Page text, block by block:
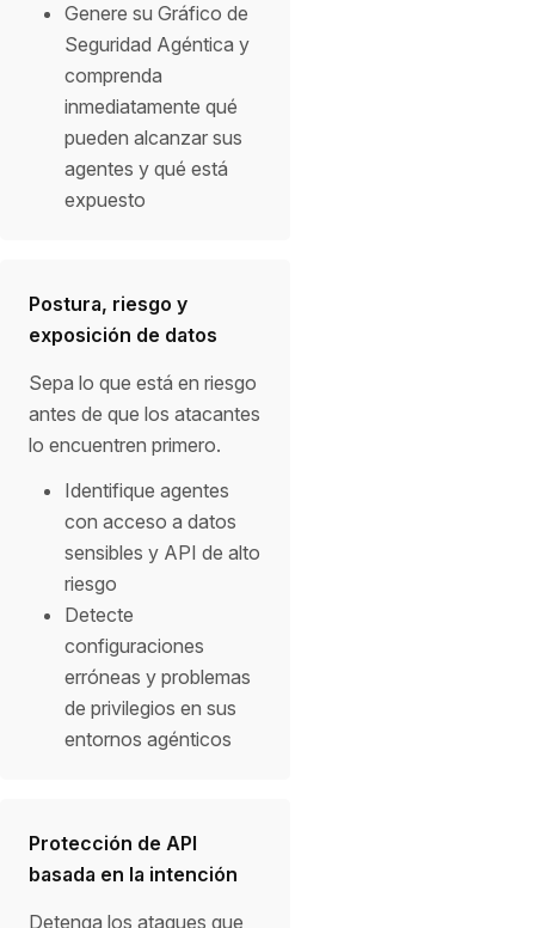
Genere su Gráfico de
Seguridad Agéntica y
comprenda
inmediatamente qué
pueden alcanzar sus
agentes y qué está
expuesto
Postura, riesgo y
exposición de datos
Sepa lo que está en riesgo
antes de que los atacantes
lo encuentren primero.
Identifique agentes
con acceso a datos
sensibles y API de alto
riesgo
Detecte
configuraciones
erróneas y problemas
de privilegios en sus
entornos agénticos
Protección de API
basada en la intención
Detenga los ataques que